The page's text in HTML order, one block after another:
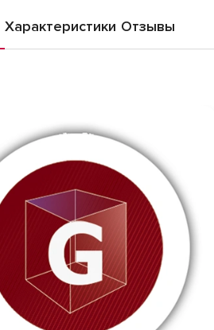
Характеристики Отзывы